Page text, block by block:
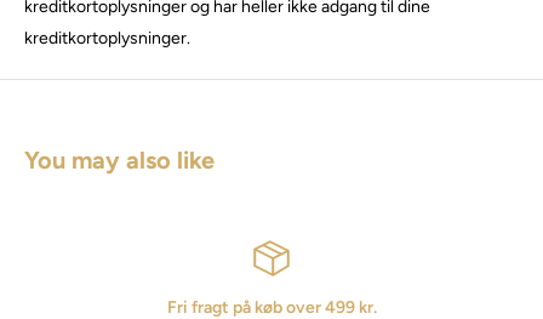
kreditkortoplysninger og har heller ikke adgang til dine
kreditkortoplysninger.
You may also like
Fri fragt på køb over 499 kr.